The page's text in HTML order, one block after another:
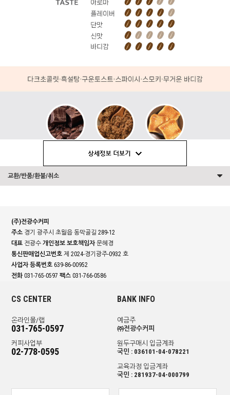
교환/반품/환불/취소
(주)전광수커피
주소 경기 광주시 초월읍 동막골길 289-12
대표 전광수개인정보 보호책임자문혜경
통신판매업신고번호 제 2024-경기광주-0932 호
사업자 등록번호 639-86-00952
전화 031-765-0597팩스 031-766-0586
CS CENTER
온라인몰/랩
031-765-0597
커피사업부
02-778-0595
BANK INFO
예금주
㈜전광수커피
원두구매시 입금계좌
국민 : 036101-04-078221
교육과정 입금계좌
국민 : 281937-04-000799